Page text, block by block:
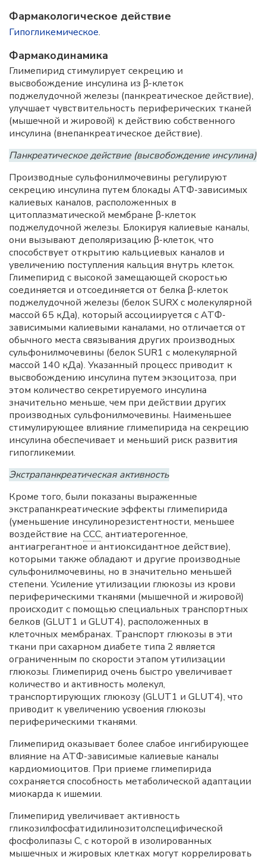
Фармакологическое действие
Гипогликемическое.
Фармакодинамика
Глимепирид стимулирует секрецию и
высвобождение инсулина из β-клеток
поджелудочной железы (панкреатическое действие),
улучшает чувствительность периферических тканей
(мышечной и жировой) к действию собственного
инсулина (внепанкреатическое действие).
Панкреатическое действие (высвобождение инсулина)
Производные сульфонилмочевины регулируют
секрецию инсулина путем блокады АТФ-зависимых
калиевых каналов, расположенных в
цитоплазматической мембране β-клеток
поджелудочной железы. Блокируя калиевые каналы,
они вызывают деполяризацию β-клеток, что
способствует открытию кальциевых каналов и
увеличению поступления кальция внутрь клеток.
Глимепирид с высокой замещающей скоростью
соединяется и отсоединяется от белка β-клеток
поджелудочной железы (белок SURX с молекулярной
массой 65 кДа), который ассоциируется с АТФ-
зависимыми калиевыми каналами, но отличается от
обычного места связывания других производных
сульфонилмочевины (белок SUR1 с молекулярной
массой 140 кДа). Указанный процесс приводит к
высвобождению инсулина путем экзоцитоза, при
этом количество секретируемого инсулина
значительно меньше, чем при действии других
производных сульфонилмочевины. Наименьшее
стимулирующее влияние глимепирида на секрецию
инсулина обеспечивает и меньший риск развития
гипогликемии.
Экстрапанкреатическая активность
Кроме того, были показаны выраженные
экстрапанкреатические эффекты глимепирида
(уменьшение инсулинорезистентности, меньшее
воздействие на ССС, антиатерогенное,
антиагрегантное и антиоксидантное действие),
которыми также обладают и другие производные
сульфонилмочевины, но в значительно меньшей
степени. Усиление утилизации глюкозы из крови
периферическими тканями (мышечной и жировой)
происходит с помощью специальных транспортных
белков (GLUT1 и GLUT4), расположенных в
клеточных мембранах. Транспорт глюкозы в эти
ткани при сахарном диабете типа 2 является
ограниченным по скорости этапом утилизации
глюкозы. Глимепирид очень быстро увеличивает
количество и активность молекул,
транспортирующих глюкозу (GLUT1 и GLUT4), что
приводит к увеличению усвоения глюкозы
периферическими тканями.
Глимепирид оказывает более слабое ингибирующее
влияние на АТФ-зависимые калиевые каналы
кардиомиоцитов. При приеме глимепирида
сохраняется способность метаболической адаптации
миокарда к ишемии.
Глимепирид увеличивает активность
гликозилфосфатидилинозитолспецифической
фосфолипазы С, с которой в изолированных
мышечных и жировых клетках могут коррелировать